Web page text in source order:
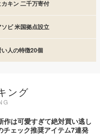
カキン 二千万寄付
ソビ 米国拠点設立
い人の特徴20個
ング
作は可愛すぎて絶対買い逃し
チェック推奨アイテム7連発